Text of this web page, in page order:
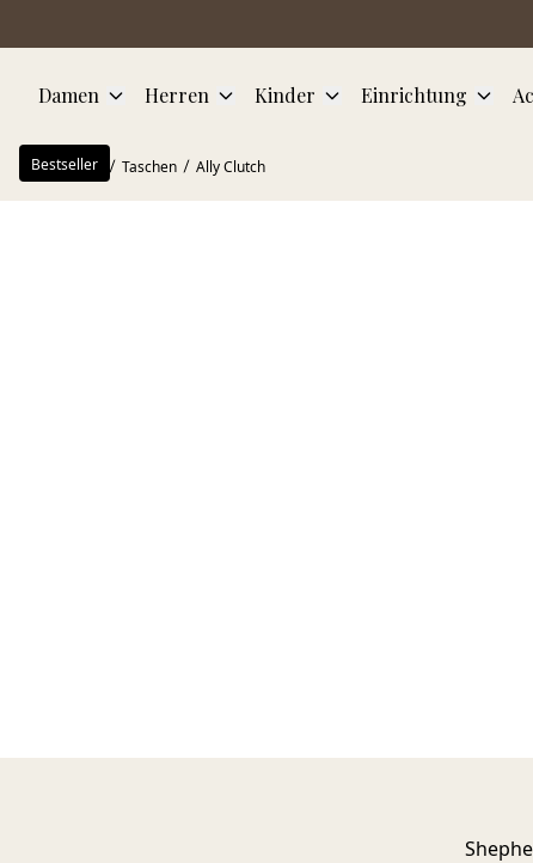
Damen Herren Kinder Einrichtung
Startseite Taschen Ally Clutch
Bestseller